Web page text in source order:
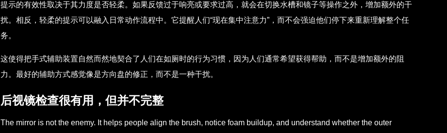
提示的有效性取决于其力度是否轻柔。如果反馈过于响亮或要求过高，就会在切换水槽和镜子等操作之外，增加额外的干
扰。相反，轻柔的提示可以融入日常动作流程中。它提醒人们“现在集中注意力”，而不会强迫他们停下来重新理解整个任
务。
这使得把手式辅助装置自然而然地契合了人们在如厕时的行为习惯，因为人们通常希望获得帮助，而不是增加额外的阻
力。最好的辅助方式感觉像是方向盘的修正，而不是一种干扰。
后视镜检查很有用，但并不完整
The mirror is not the enemy. It helps people align the brush, notice foam buildup, and understand whether the outer